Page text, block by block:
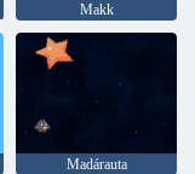
Makk
Madárauta